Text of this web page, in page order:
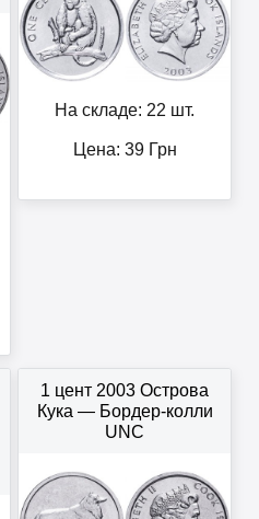
На складе: 22 шт.
Цена: 39Грн
1 цент 2003 Острова
Кука — Бордер-колли
UNC